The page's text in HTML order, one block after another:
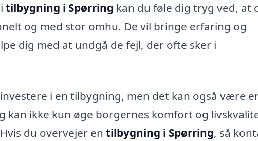
tilbygning i Spørring kan du føle dig tryg ved, at
og med stor omhu. De vil bringe erfaring og
dig med at undgå de fejl, der ofte sker i
i en tilbygning, men det kan også være
kan ikke kun øge borgernes komfort og
du overvejer en tilbygning i Spørring, så